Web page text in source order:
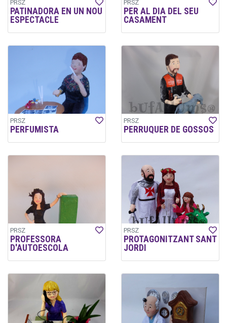
PRSZ
PATINADORA EN UN NOU
ESPECTACLE
PRSZ
PER AL DIA DEL SEU
CASAMENT
PRSZ
PERFUMISTA
PRSZ
PERRUQUER DE GOSSOS
PRSZ
PROFESSORA
D'AUTOESCOLA
PRSZ
PROTAGONITZANT SANT
JORDI